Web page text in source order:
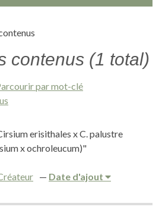
contenus (1 total)
par mot-clé
erisithales x C. palustre
x ochroleucum)"
Date d'ajout